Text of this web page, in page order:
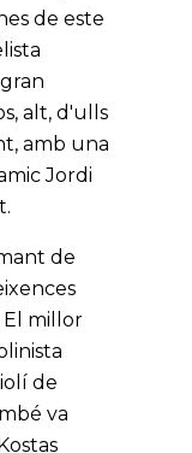
de este
alt, d'ulls
amb una
Jordi
de
El millor
de
va